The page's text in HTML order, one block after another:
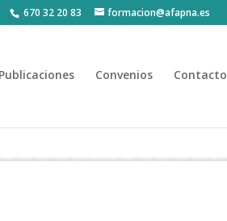
670 32 20 83 formacion@afapna.es
Publicaciones Convenios Contacto